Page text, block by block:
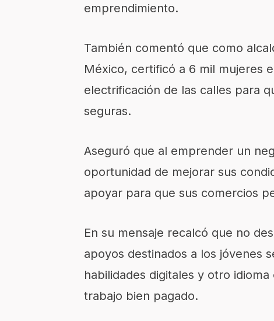
emprendimiento.
También comentó que como
México, certificó a 6 mil mujeres
electrificación de las calles para
seguras.
Aseguró que al emprender un
oportunidad de mejorar sus
apoyar para que sus comercios
En su mensaje recalcó que no
apoyos destinados a los jóvenes
habilidades digitales y otro
trabajo bien pagado.